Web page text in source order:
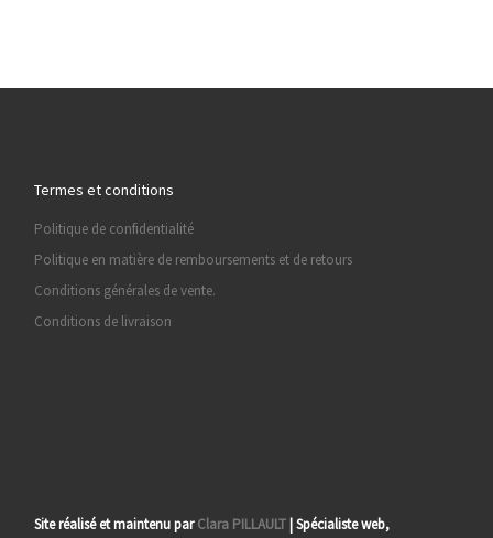
Termes et conditions
Politique de confidentialité
Politique en matière de remboursements et de retours
Conditions générales de vente.
Conditions de livraison
Site réalisé et maintenu parClara PILLAULT | Spécialiste web,